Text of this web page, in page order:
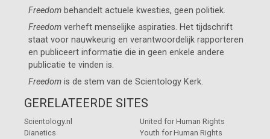
Freedom behandelt actuele kwesties, geen politiek.
Freedom verheft menselijke aspiraties. Het tijdschrift
staat voor nauwkeurig en verantwoordelijk rapporteren
en publiceert informatie die in geen enkele andere
publicatie te vinden is.
Freedom is de stem van deScientology Kerk.
GERELATEERDE SITES
Scientology.nl
Dianetics
United for Human Rights
Youth for Human Rights